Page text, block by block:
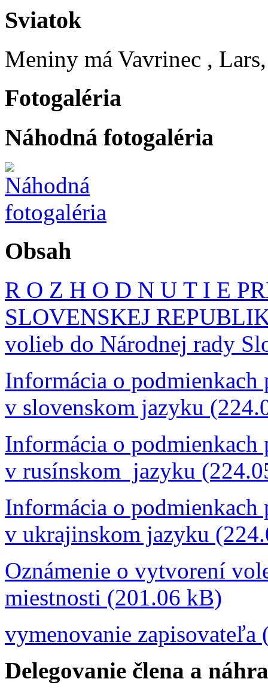
Sviatok
Meniny má Vavrinec ,
Fotogaléria
Náhodná fotogaléria
Obsah
R O Z H O D N U T I E
SLOVENSKEJ
volieb do Národnej rady
Informácia o
v slovenskom jazyku
Informácia o
v rusínskom jazyku
Informácia o
v ukrajinskom jazyku
Oznámenie o vytvorení
miestnosti (201.06 kB)
vymenovanie zapisovateľa
Delegovanie člena a